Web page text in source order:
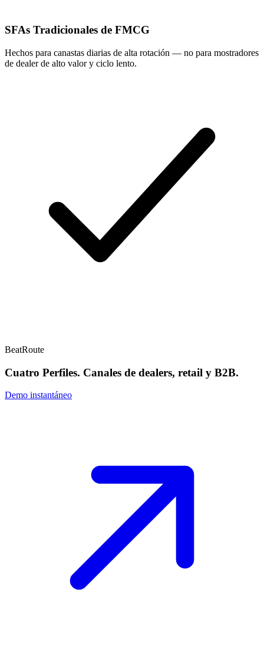
SFAs Tradicionales de FMCG
Hechos para canastas diarias de alta rotación — no para mostradores
de dealer de alto valor y ciclo lento.
BeatRoute
Cuatro Perfiles. Canales de dealers, retail y B2B.
Demo instantáneo